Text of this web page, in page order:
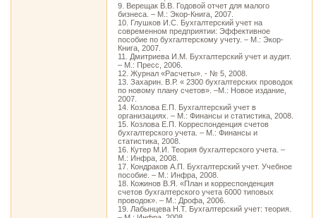
9. Верещак В.В. Годовой отчет для малого
бизнеса. – М.: Экор-Книга, 2007.
10. Глушков И.С. Бухгалтерский учет на
современном предприятии: Эффективное
пособие по бухгалтерскому учету. – М.: Экор-
Книга, 2007.
11. Дмитриева И.М. Бухгалтерский учет и аудит.
– М.: Пресс, 2006.
12. Журнал «Расчеты». - № 5, 2008.
13. Захарин. В.Р. « 2300 бухгалтерских проводок
по новому плану счетов». –М.: Новое издание,
2007.
14. Козлова Е.П. Бухгалтерский учет в
организациях. – М.: Финансы и статистика, 2008.
15. Козлова Е.П. Корреспонденция счетов
бухгалтерского учета. – М.: Финансы и
статистика, 2008.
16. Кутер М.И. Теория бухгалтерского учета. –
М.: Инфра, 2008.
17. Кондраков А.П. Бухгалтерский учет. Учебное
пособие. – М.: Инфра, 2008.
18. Кожинов В.Я. «План и корреспонденция
счетов бухгалтерского учета 6000 типовых
проводок». – М.: Дрофа, 2006.
19. Лабынцева Н.Т. Бухгалтерский учет: теория.